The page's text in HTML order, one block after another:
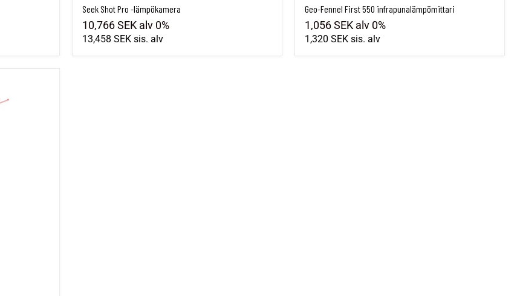
Seek Shot Pro -lämpökamera
10,766 SEKalv 0%
13,458 SEKsis. alv
Geo-Fennel First 550 infrapunalämpömittari
1,056 SEKalv 0%
1,320 SEKsis. alv